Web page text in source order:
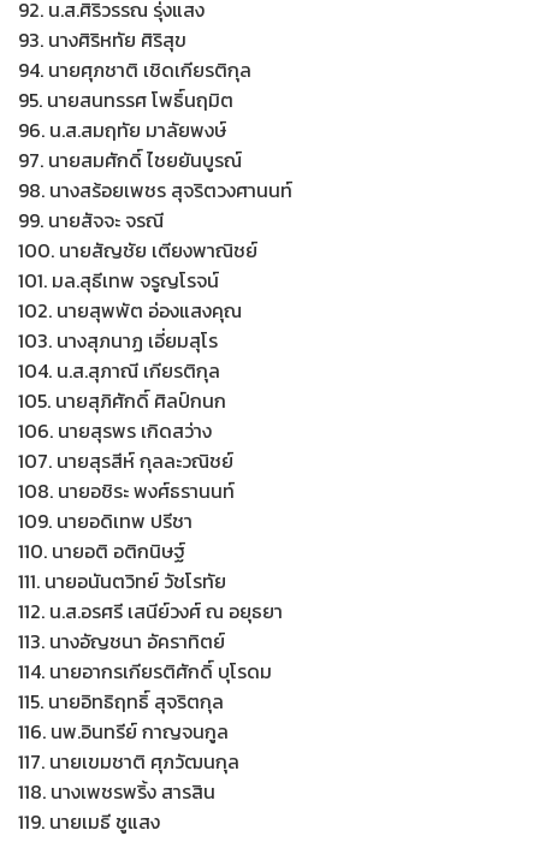
92. น.ส.ศิริวรรณ รุ่งแสง
93. นางศิริหทัย ศิริสุข
94. นายศุภชาติ เชิดเกียรติกุล
95. นายสนทรรศ โพธิ์นฤมิต
96. น.ส.สมฤทัย มาลัยพงษ์
97. นายสมศักดิ์ ไชยยันบูรณ์
98. นางสร้อยเพชร สุจริตวงศานนท์
99. นายสัจจะ จรณี
100. นายสัญชัย เตียงพาณิชย์
101. มล.สุธีเทพ จรูญโรจน์
102. นายสุพพัต อ่องแสงคุณ
103. นางสุภนาฏ เอี่ยมสุโร
104. น.ส.สุภาณี เกียรติกุล
105. นายสุภิศักดิ์ ศิลป์กนก
106. นายสุรพร เกิดสว่าง
107. นายสุรสีห์ กุลละวณิชย์
108. นายอชิระ พงศ์ธรานนท์
109. นายอดิเทพ ปรีชา
110. นายอติ อติกนิษฐ์
111. นายอนันตวิทย์ วัชโรทัย
112. น.ส.อรศรี เสนีย์วงศ์ ณ อยุธยา
113. นางอัญชนา อัคราทิตย์
114. นายอากรเกียรติศักดิ์ บุโรดม
115. นายอิทธิฤทธิ์ สุจริตกุล
116. นพ.อินทรีย์ กาญจนกูล
117. นายเขมชาติ ศุภวัฒนกุล
118. นางเพชรพริ้ง สารสิน
119. นายเมธี ชูแสง